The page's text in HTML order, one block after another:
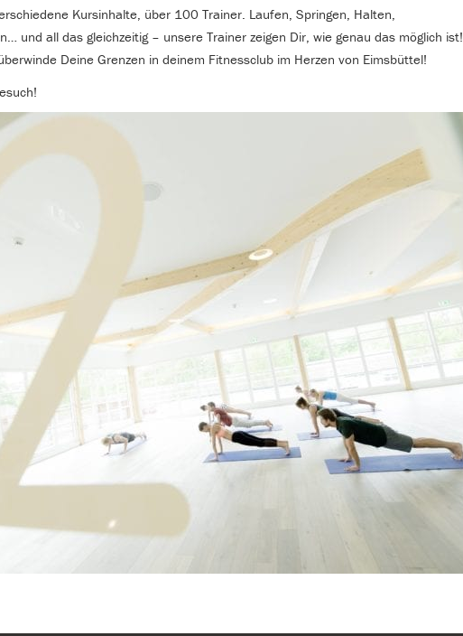
Kursinhalte, über 100 Trainer. Laufen, Springen, Halten,
und all das gleichzeitig – unsere Trainer zeigen Dir, wie genau das möglich ist!
Deine Grenzen in deinem Fitnessclub im Herzen von Eimsbüttel!